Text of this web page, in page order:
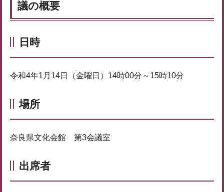
議の概要
日時
令和4年1月14日（金曜日）14時00分～15時10分
場所
奈良県文化会館 第3会議室
出席者